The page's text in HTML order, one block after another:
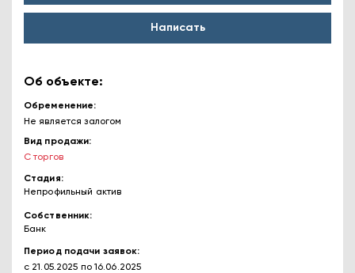
Написать
Об объекте:
Обременение
Не является залогом
Вид продажи
С торгов
Стадия
Непрофильный актив
Собственник
Банк
Период подачи заявок
с 21.05.2025 по 16.06.2025